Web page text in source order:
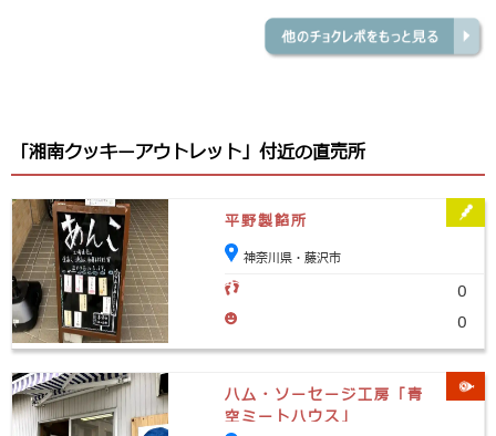
「湘南クッキーアウトレット」付近の直売所
平野製餡所
神奈川県・藤沢市
0
0
ハム・ソーセージ工房「青
空ミートハウス」